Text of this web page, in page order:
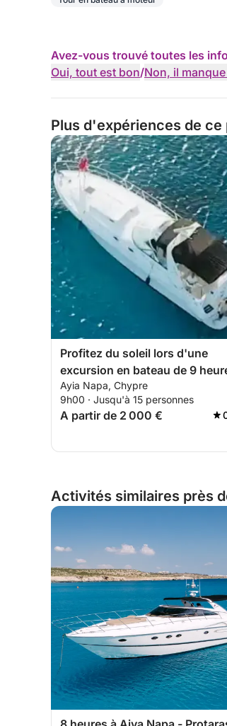
Avez-vous trouvé toutes les
Oui, tout est bon/Non, il
Plus d'expériences de ce
Profitez du soleil lors d'une
excursion en bateau de 9
à Ayia Napa.
Ayia Napa, Chypre
9h00 · Jusqu'à 15 personnes
A partir de 2 000 €
Activités similaires près